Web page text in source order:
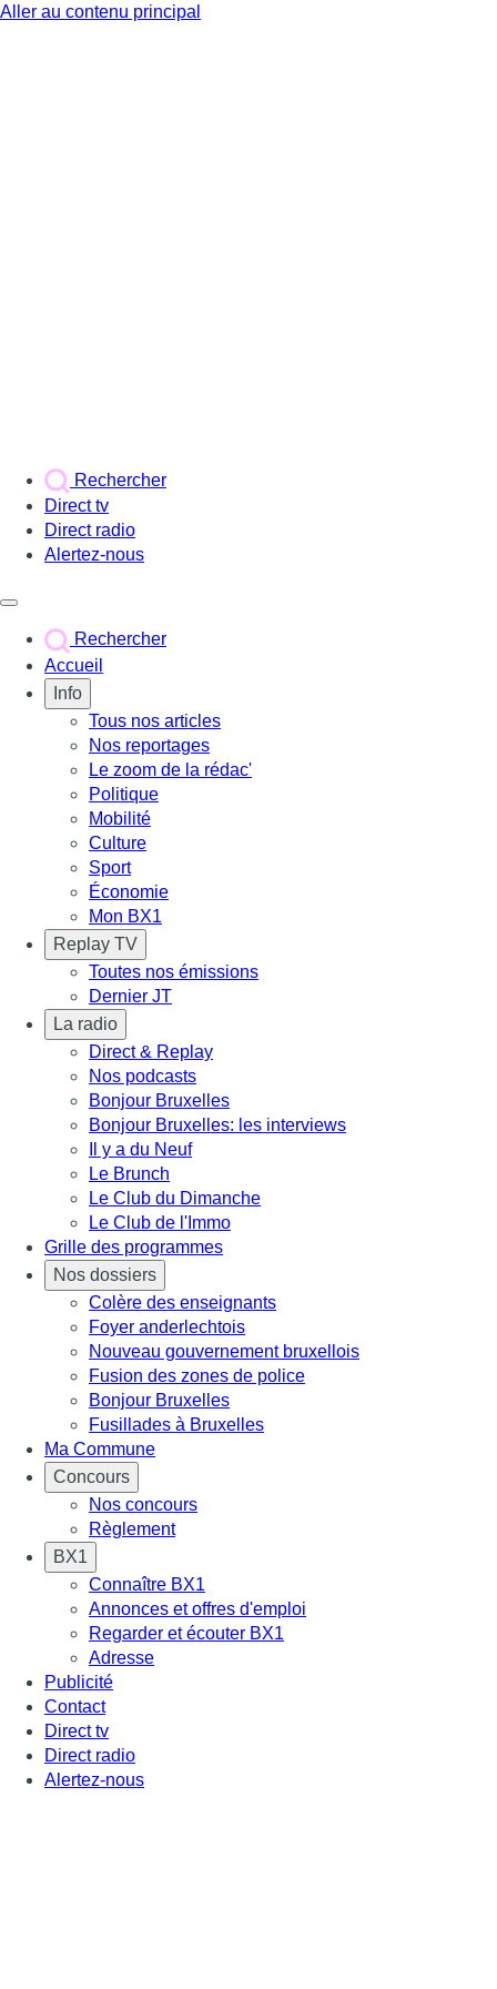
Aller au contenu principal
Rechercher
Direct tv
Direct radio
Alertez-nous
Rechercher
Accueil
Info
Tous nos articles
Nos reportages
Le zoom de la rédac'
Politique
Mobilité
Culture
Sport
Économie
Mon BX1
Replay TV
Toutes nos émissions
Dernier JT
La radio
Direct & Replay
Nos podcasts
Bonjour Bruxelles
Bonjour Bruxelles: les interviews
Il y a du Neuf
Le Brunch
Le Club du Dimanche
Le Club de l'Immo
Grille des programmes
Nos dossiers
Colère des enseignants
Foyer anderlechtois
Nouveau gouvernement bruxellois
Fusion des zones de police
Bonjour Bruxelles
Fusillades à Bruxelles
Ma Commune
Concours
Nos concours
Règlement
BX1
Connaître BX1
Annonces et offres d'emploi
Regarder et écouter BX1
Adresse
Publicité
Contact
Direct tv
Direct radio
Alertez-nous